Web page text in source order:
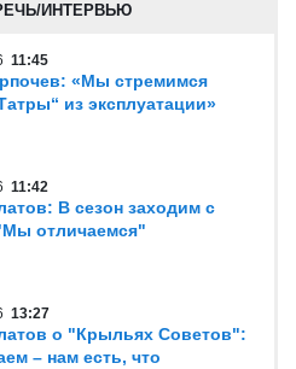
ИНТЕРВЬЮ
11:45
«Мы стремимся
из эксплуатации»
11:42
В сезон заходим с
отличаемся"
13:27
о "Крыльях Советов":
– нам есть, что